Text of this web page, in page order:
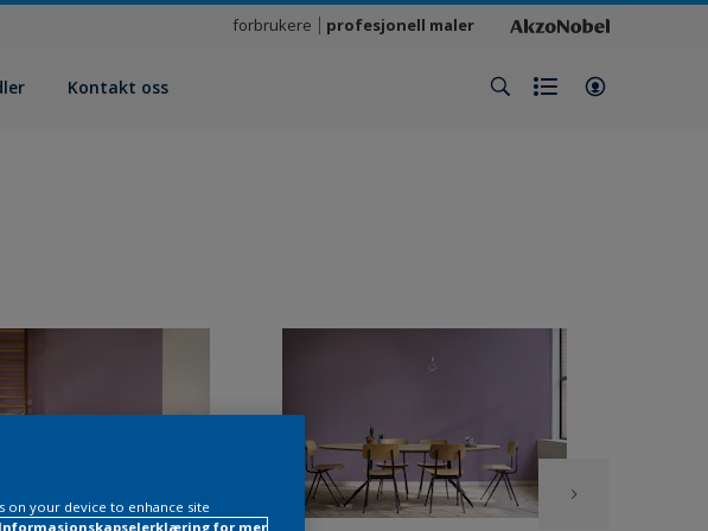
forbrukere profesjonell maler
Kontakt oss
on your device to enhance site
Informasjonskapselerklæring for mer